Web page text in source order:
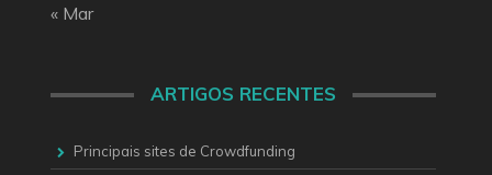
« Mar
ARTIGOS RECENTES
Principais sites de Crowdfunding